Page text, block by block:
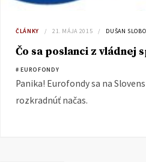
ČLÁNKY 21. MÁJA 2015 DUŠAN
Čo sa poslanci z vládnej
# EUROFONDY
Panika! Eurofondy sa na
rozkradnúť načas.